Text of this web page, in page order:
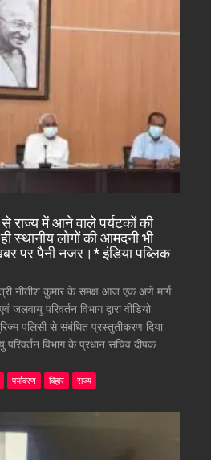
राज्य में आने वाले पर्यटकों की
स्थानीय लोगों की आमदनी भी
पर पैनी नजर।* इंडिया पब्लिक
नीतीश कुमार के समक्ष आज एक अणे मार्ग
परिवर्तन विभाग द्वारा वीडियो
पलिसी से संबंधित प्रस्तुतीकरण दिया
विभाग के प्रधान सचिव दीपक
पर्यावरण बिहार राज्य